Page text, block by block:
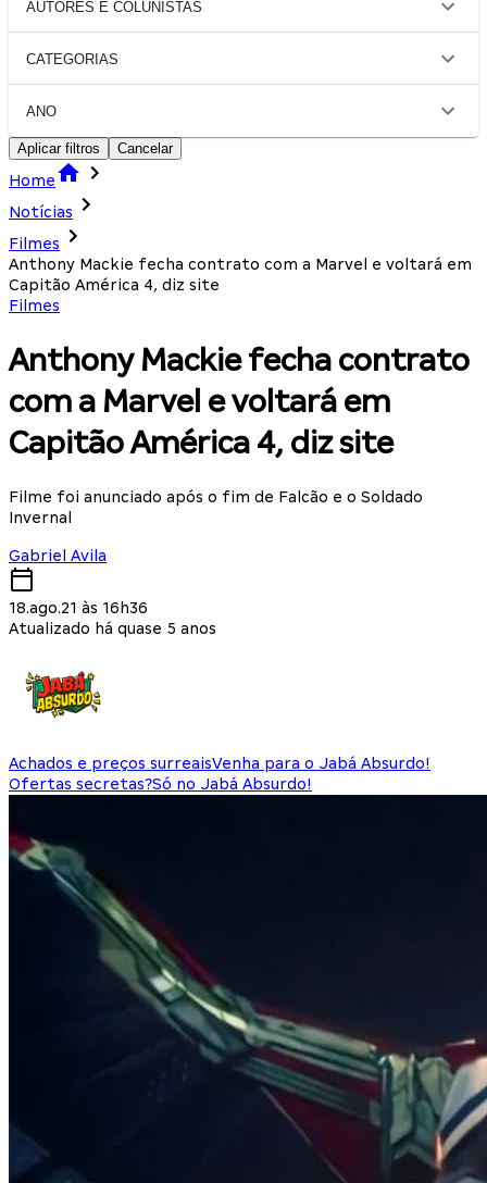
AUTORES E COLUNISTAS
CATEGORIAS
ANO
Aplicar filtros Cancelar
Home
Notícias
Filmes
Anthony Mackie fecha contrato com a Marvel e voltará em
Capitão América 4, diz site
Filmes
Anthony Mackie fecha contrato
com a Marvel e voltará em
Capitão América 4, diz site
Filme foi anunciado após o fim de Falcão e o Soldado
Invernal
Gabriel Avila
18.ago.21 às 16h36
Atualizado há quase 5 anos
Achados e preços surreaisVenha para o Jabá Absurdo!
Ofertas secretas?Só no Jabá Absurdo!